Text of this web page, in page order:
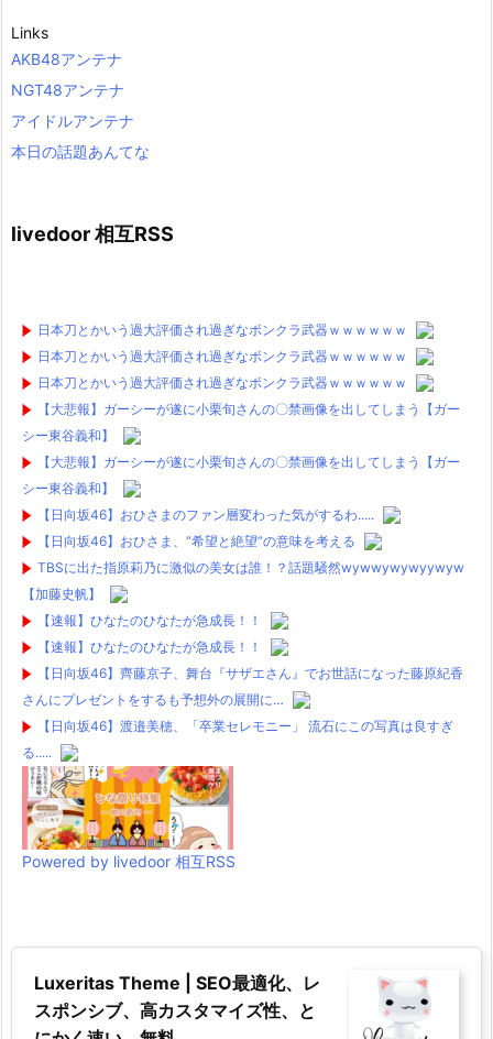
Links
AKB48アンテナ
NGT48アンテナ
アイドルアンテナ
本日の話題あんてな
livedoor 相互RSS
日本刀とかいう過大評価され過ぎなボンクラ武器ｗｗｗｗｗｗ
日本刀とかいう過大評価され過ぎなボンクラ武器ｗｗｗｗｗｗ
日本刀とかいう過大評価され過ぎなボンクラ武器ｗｗｗｗｗｗ
【大悲報】ガーシーが遂に小栗旬さんの〇禁画像を出してしまう【ガー
シー東谷義和】
【大悲報】ガーシーが遂に小栗旬さんの〇禁画像を出してしまう【ガー
シー東谷義和】
【日向坂46】おひさまのファン層変わった気がするわ.....
【日向坂46】おひさま、“希望と絶望”の意味を考える
TBSに出た指原莉乃に激似の美女は誰！？話題騒然wywwywywyywyw
【加藤史帆】
【速報】ひなたのひなたが急成長！！
【速報】ひなたのひなたが急成長！！
【日向坂46】齊藤京子、舞台『サザエさん』でお世話になった藤原紀香
さんにプレゼントをするも予想外の展開に…
【日向坂46】渡邉美穂、「卒業セレモニー」 流石にこの写真は良すぎ
る.....
Powered by livedoor 相互RSS
Luxeritas Theme | SEO最適化、レ
スポンシブ、高カスタマイズ性、と